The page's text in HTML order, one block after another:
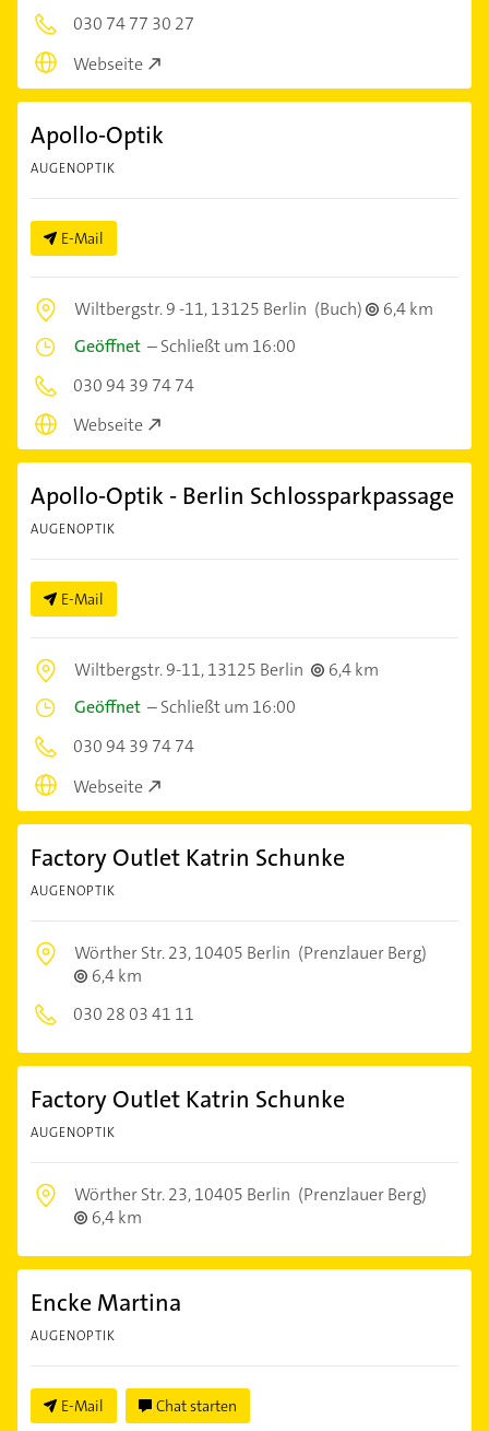
030 74 77 30 27
Webseite
Apollo-Optik
AUGENOPTIK
E-Mail
Wiltbergstr. 9 -11,13125 Berlin (Buch)
6,4 km
Geöffnet –Schließt um 16:00
030 94 39 74 74
Webseite
Apollo-Optik - Berlin Schlossparkpassage
AUGENOPTIK
E-Mail
Wiltbergstr. 9-11,13125 Berlin
6,4 km
Geöffnet –Schließt um 16:00
030 94 39 74 74
Webseite
Factory Outlet Katrin Schunke
AUGENOPTIK
Wörther Str. 23,10405 Berlin (Prenzlauer Berg)
6,4 km
030 28 03 41 11
Factory Outlet Katrin Schunke
AUGENOPTIK
Wörther Str. 23,10405 Berlin (Prenzlauer Berg)
6,4 km
Encke Martina
AUGENOPTIK
E-Mail Chat starten